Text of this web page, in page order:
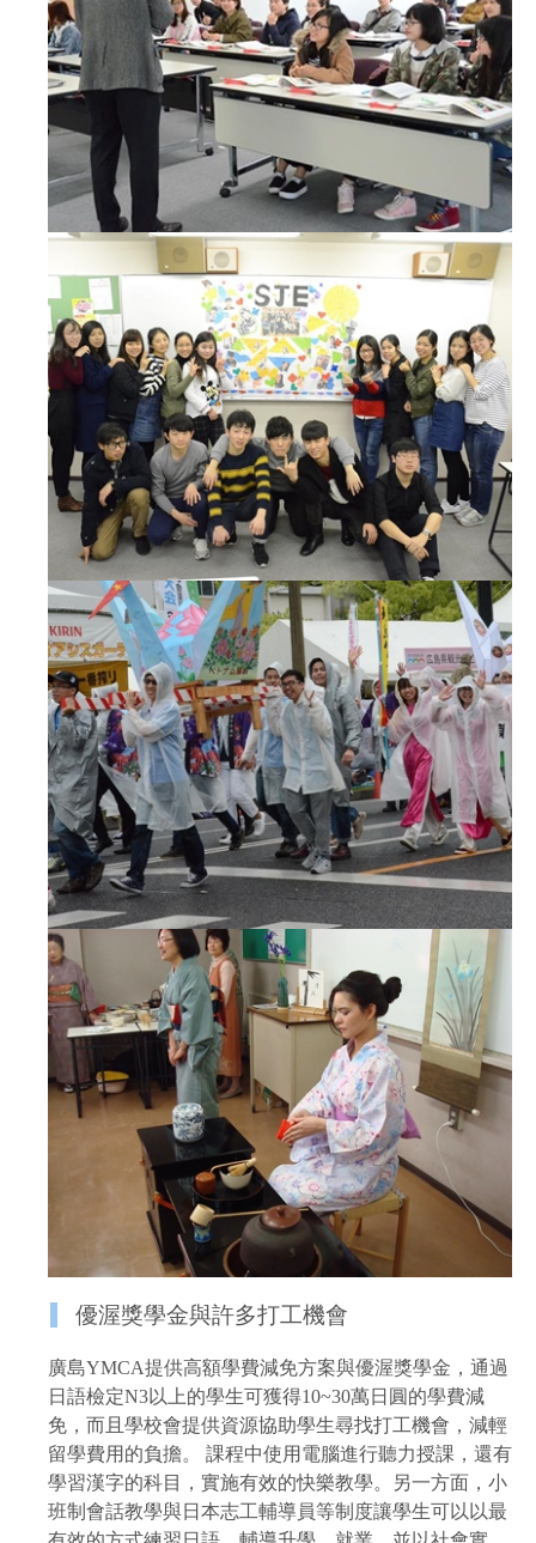
優渥獎學金與許多打工機會
廣島YMCA提供高額學費減免方案與優渥獎學金，通過
日語檢定N3以上的學生可獲得10~30萬日圓的學費減
免，而且學校會提供資源協助學生尋找打工機會，減輕
留學費用的負擔。 課程中使用電腦進行聽力授課，還有
學習漢字的科目，實施有效的快樂教學。另一方面，小
班制會話教學與日本志工輔導員等制度讓學生可以以最